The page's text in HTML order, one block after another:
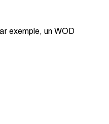
exemple, un WOD